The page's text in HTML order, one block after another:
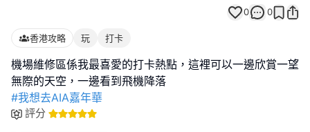
0 0
香港攻略 玩 打卡
機場維修區係我最喜愛的打卡熱點，這裡可以一邊欣賞一望
#我想去AIA嘉年華
評分